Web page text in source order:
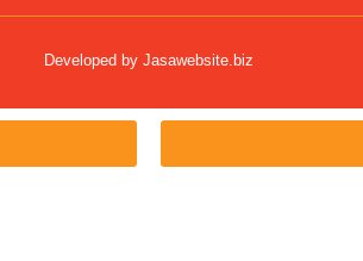
Developed by Jasawebsite.biz